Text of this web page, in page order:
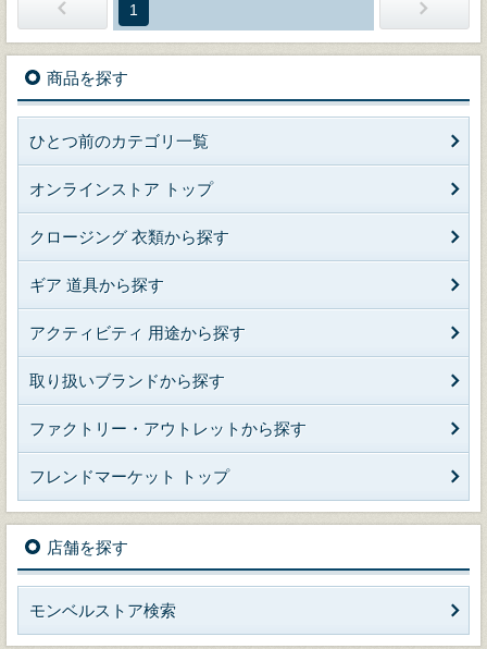
1
商品を探す
ひとつ前のカテゴリ一覧
オンラインストア トップ
クロージング 衣類から探す
ギア 道具から探す
アクティビティ 用途から探す
取り扱いブランドから探す
ファクトリー・アウトレットから探す
フレンドマーケット トップ
店舗を探す
モンベルストア検索